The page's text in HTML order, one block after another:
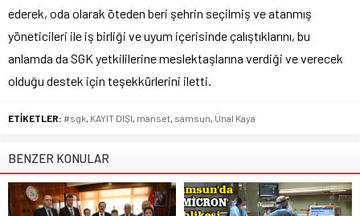
ederek, oda olarak öteden beri şehrin seçilmiş ve atanmış
yöneticileri ile iş birliği ve uyum içerisinde çalıştıklarını, bu
anlamda da SGK yetkililerine meslektaşlarına verdiği ve verecek
olduğu destek için teşekkürlerini iletti.
ETİKETLER: #sgk, KAYIT DIŞI, manset, samsun, Ünal Kaya
BENZER KONULAR